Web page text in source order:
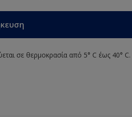
σε θερμοκρασία από 5° C έως 40° C.